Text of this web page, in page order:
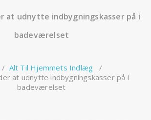
at udnytte indbygningskasser på i
badeværelset
/ Alt Til Hjemmets Indlæg /
at udnytte indbygningskasser på i
badeværelset